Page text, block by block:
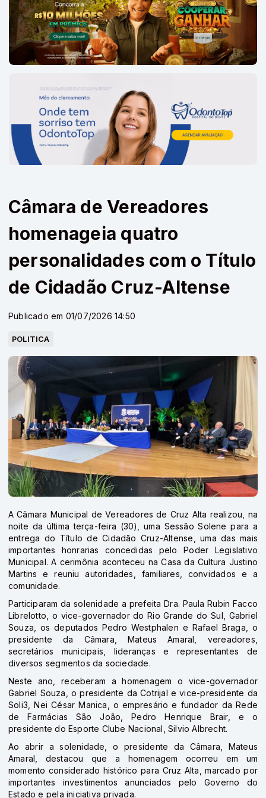
Câmara de Vereadores
homenageia quatro
personalidades com o Título
de Cidadão Cruz-Altense
Publicado em 01/07/2026 14:50
POLITICA
A Câmara Municipal de Vereadores de Cruz Alta realizou, na
noite da última terça-feira (30), uma Sessão Solene para a
entrega do Título de Cidadão Cruz-Altense, uma das mais
importantes honrarias concedidas pelo Poder Legislativo
Municipal. A cerimônia aconteceu na Casa da Cultura Justino
Martins e reuniu autoridades, familiares, convidados e a
comunidade.
Participaram da solenidade a prefeita Dra. Paula Rubin Facco
Librelotto, o vice-governador do Rio Grande do Sul, Gabriel
Souza, os deputados Pedro Westphalen e Rafael Braga, o
presidente da Câmara, Mateus Amaral, vereadores,
secretários municipais, lideranças e representantes de
diversos segmentos da sociedade.
Neste ano, receberam a homenagem o vice-governador
Gabriel Souza, o presidente da Cotrijal e vice-presidente da
Soli3, Nei César Manica, o empresário e fundador da Rede
de Farmácias São João, Pedro Henrique Brair, e o
presidente do Esporte Clube Nacional, Silvio Albrecht.
Ao abrir a solenidade, o presidente da Câmara, Mateus
Amaral, destacou que a homenagem ocorreu em um
momento considerado histórico para Cruz Alta, marcado por
importantes investimentos anunciados pelo Governo do
Estado e pela iniciativa privada.